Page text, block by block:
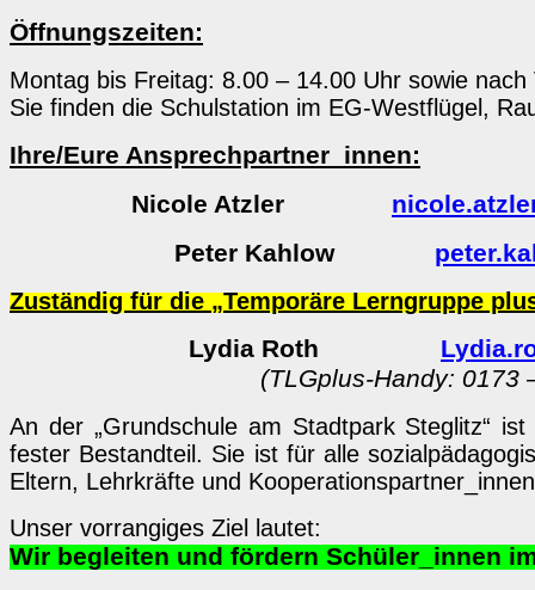
Öffnungszeiten:
Montag bis Freitag: 8.00 – 14.00 Uhr sowie nach
Sie finden die Schulstation im EG-Westflügel,
Ihre/Eure Ansprechpartner_innen:
Nicole Atzler
Peter Kahlow
Zuständig für die „Temporäre Lerngruppe
Lydia Roth
(TLGplus-Handy: 0173
An der „Grundschule am Stadtpark Steglitz“
fester Bestandteil. Sie ist für alle
Eltern, Lehrkräfte und
Unser vorrangiges Ziel lautet:
Wir begleiten und fördern Schüler_innen